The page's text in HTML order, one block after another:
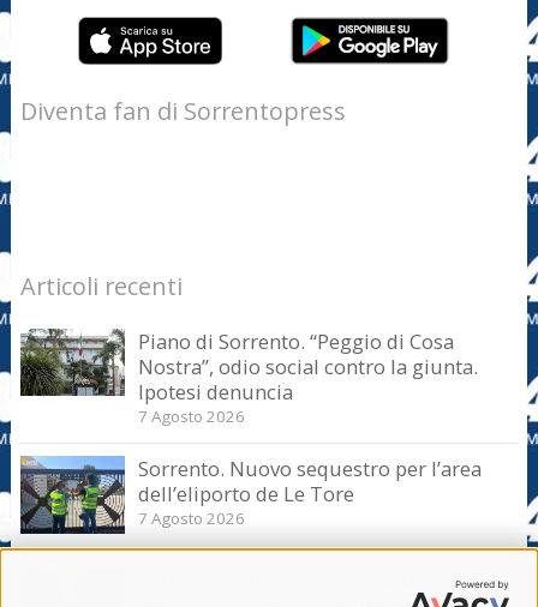
Diventa fan di Sorrentopress
Articoli recenti
Piano di Sorrento. “Peggio di Cosa
Nostra”, odio social contro la giunta.
Ipotesi denuncia
7 Agosto 2026
Sorrento. Nuovo sequestro per l’area
dell’eliporto de Le Tore
7 Agosto 2026
Sorrento. Aggredisce sessualmente una